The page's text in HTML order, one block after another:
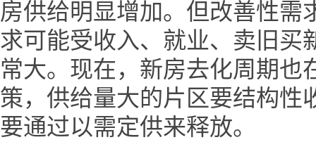
房供给明显增加。但改善性
求可能受收入、就业、卖旧买
常大。现在，新房去化周期也
策，供给量大的片区要结构性
要通过以需定供来释放。